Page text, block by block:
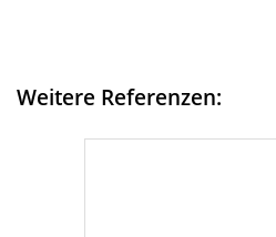
Weitere Referenzen: